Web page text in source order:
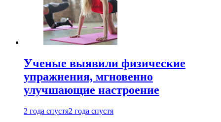
Ученые выявили физические
упражнения, мгновенно
улучшающие настроение
2 года спустя2 года спустя